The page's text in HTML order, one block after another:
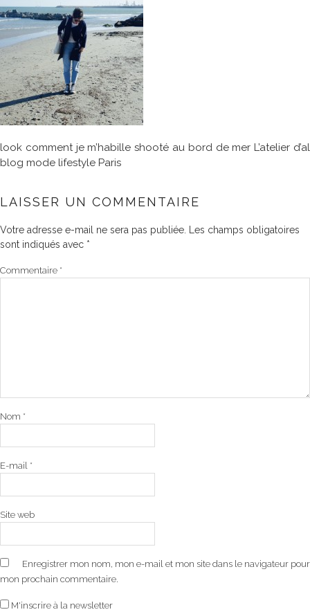
look comment je m’habille shooté au bord de mer L’atelier d’al
blog mode lifestyle Paris
LAISSER UN COMMENTAIRE
Votre adresse e-mail ne sera pas publiée.
Les champs obligatoires
sont indiqués avec *
Commentaire *
Nom *
E-mail *
Site web
Enregistrer mon nom, mon e-mail et mon site dans le navigateur pour
mon prochain commentaire.
M'inscrire à la newsletter